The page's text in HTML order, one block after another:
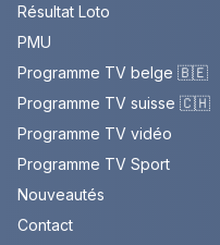
Résultat Loto
PMU
Programme TV belge 🇧🇪
Programme TV suisse 🇨🇭
Programme TV vidéo
Programme TV Sport
Nouveautés
Contact